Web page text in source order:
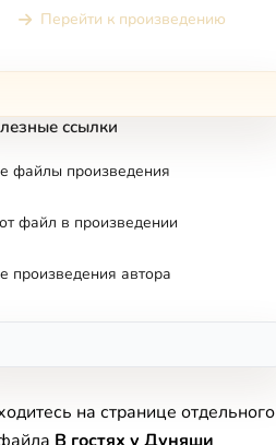
Перейти к произведению
ссылки
файлы произведения
файл в произведении
произведения автора
на странице отдельного